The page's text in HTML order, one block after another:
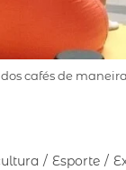
cafés de
/ Esporte /